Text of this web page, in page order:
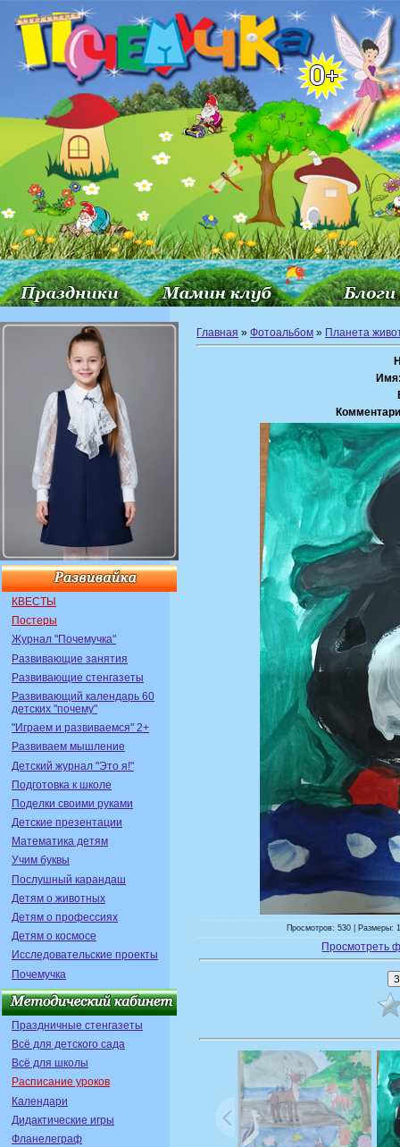
КВЕСТЫ
Постеры
Журнал "Почемучка"
Развивающие занятия
Развивающие стенгазеты
Развивающий календарь 60
детских "почему"
"Играем и развиваемся" 2+
Развиваем мышление
Детский журнал "Это я!"
Подготовка к школе
Поделки своими руками
Детские презентации
Математика детям
Учим буквы
Послушный карандаш
Детям о животных
Детям о профессиях
Детям о космосе
Исследовательские проекты
Почемучка
Праздничные стенгазеты
Всё для детского сада
Всё для школы
Расписание уроков
Календари
Дидактические игры
Фланелеграф
Главная » Фотоальбом » Планета
Просмотров: 530 | Размеры:
Просмотреть